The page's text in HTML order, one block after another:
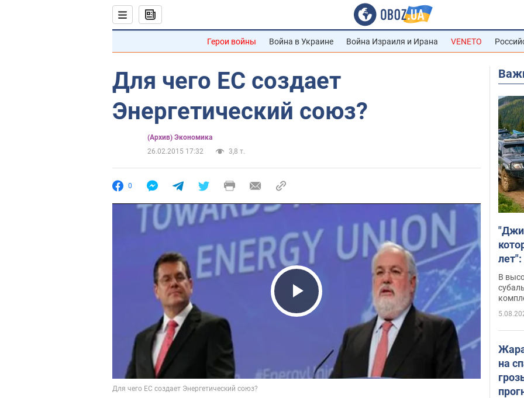
Герои войны Война в Украине Война Израиля и Ирана VENETO
Для чего ЕС создает
Энергетический союз?
(Архив) Экономика
26.02.2015 17:32
3,8 т.
0
Play Video
В
на